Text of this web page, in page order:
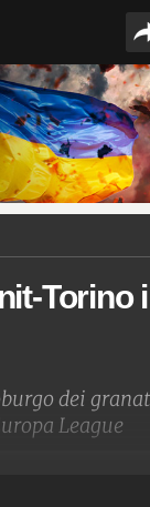
Torino
dei
League